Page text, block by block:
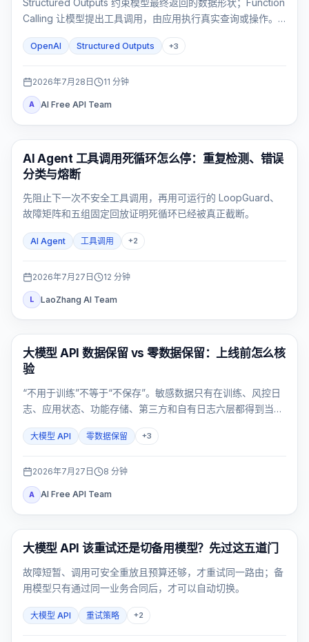
Structured Outputs 约束模型最终返回的数据形状；Function
Calling 让模型提出工具调用，由应用执行真实查询或操作。
OpenAI Structured Outputs +3
2026年7月28日 11 分钟
A AI Free API Team
AI API
AI Agent 工具调用死循环怎么停：重复检测、错误
分类与熔断
先阻止下一次不安全工具调用，再用可运行的 LoopGuard、
故障矩阵和五组固定回放证明死循环已经被真正截断。
AI Agent 工具调用 +2
2026年7月27日 12 分钟
L LaoZhang AI Team
API Guides
大模型 API 数据保留 vs 零数据保留：上线前怎么核
验
“不用于训练”不等于“不保存”。敏感数据只有在训练、风控日
志、应用状态、功能存储、第三方和自有日志六层都得到当前
量。
大模型 API 零数据保留 +3
2026年7月27日 8 分钟
A AI Free API Team
API 指南
大模型 API 该重试还是切备用模型？先过这五道门
故障短暂、调用可安全重放且预算还够，才重试同一路由；备
用模型只有通过同一业务合同后，才可以自动切换。
大模型 API 重试策略 +2